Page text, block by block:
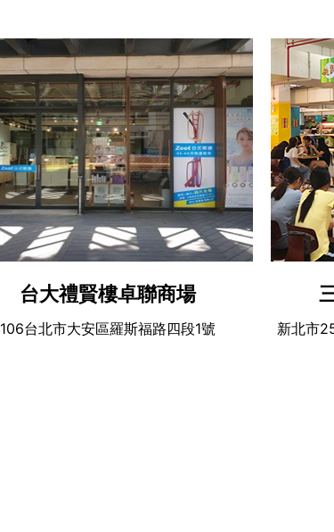
台大禮賢樓卓聯商場
106台北市大安區羅斯福路四段1號
新北市